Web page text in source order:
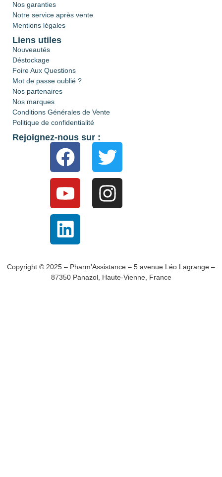
Nos garanties
Notre service après vente
Mentions légales
Liens utiles
Nouveautés
Déstockage
Foire Aux Questions
Mot de passe oublié ?
Nos partenaires
Nos marques
Conditions Générales de Vente
Politique de confidentialité
Rejoignez-nous sur :
Copyright © 2025 – Pharm’Assistance – 5 avenue Léo Lagrange –
87350 Panazol, Haute-Vienne, France